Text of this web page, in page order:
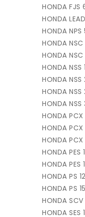
HONDA
HONDA
HONDA
HONDA
HONDA
HONDA
HONDA
HONDA
HONDA
HONDA
HONDA
HONDA
HONDA
HONDA
HONDA PS
HONDA PS
HONDA
HONDA